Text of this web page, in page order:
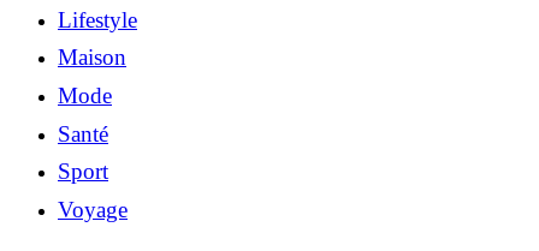
Lifestyle
Maison
Mode
Santé
Sport
Voyage